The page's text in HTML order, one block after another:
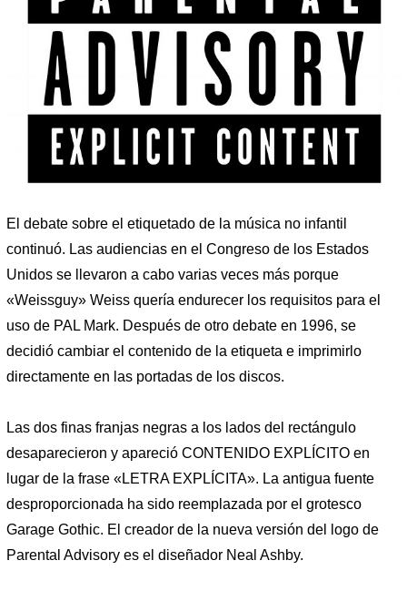
El debate sobre el etiquetado de la música no infantil
continuó. Las audiencias en el Congreso de los Estados
Unidos se llevaron a cabo varias veces más porque
«Weissguy» Weiss quería endurecer los requisitos para el
uso de PAL Mark. Después de otro debate en 1996, se
decidió cambiar el contenido de la etiqueta e imprimirlo
directamente en las portadas de los discos.
Las dos finas franjas negras a los lados del rectángulo
desaparecieron y apareció CONTENIDO EXPLÍCITO en
lugar de la frase «LETRA EXPLÍCITA». La antigua fuente
desproporcionada ha sido reemplazada por el grotesco
Garage Gothic. El creador de la nueva versión del logo de
Parental Advisory es el diseñador Neal Ashby.